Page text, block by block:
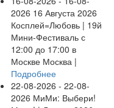
2026 16 Августа 2026
Косплей=Любовь | 19й
Мини-Фестиваль с
12:00 до 17:00 в
Москве Москва |
Подробнее
22-08-2026 - 22-08-
2026 МиМи: Выбери!